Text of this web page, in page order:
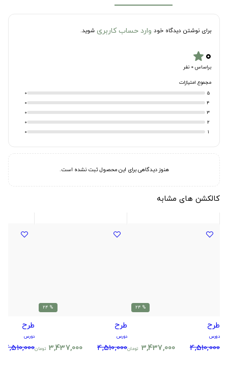
برای نوشتن دیدگاه خود وارد حساب کاربری شوید.
۰star
براساس 0 نفر
مجموع امتیازات
5
0
4
0
3
0
2
0
1
0
هنوز دیدگاهی برای این محصول ثبت نشده است.
کالکشن های مشابه
% 24
طرح
دورس
4,510,000
3,437,000 تومان
% 24
طرح
دورس
4,510,000
3,437,000 تومان
طرح
دورس
4,510,000